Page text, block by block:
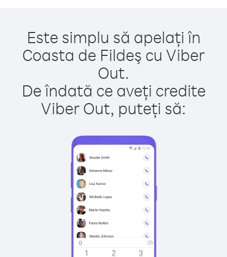
Este simplu să apelați în
Coasta de Fildeş cu Viber
Out.
De îndată ce aveți credite
Viber Out, puteți să: